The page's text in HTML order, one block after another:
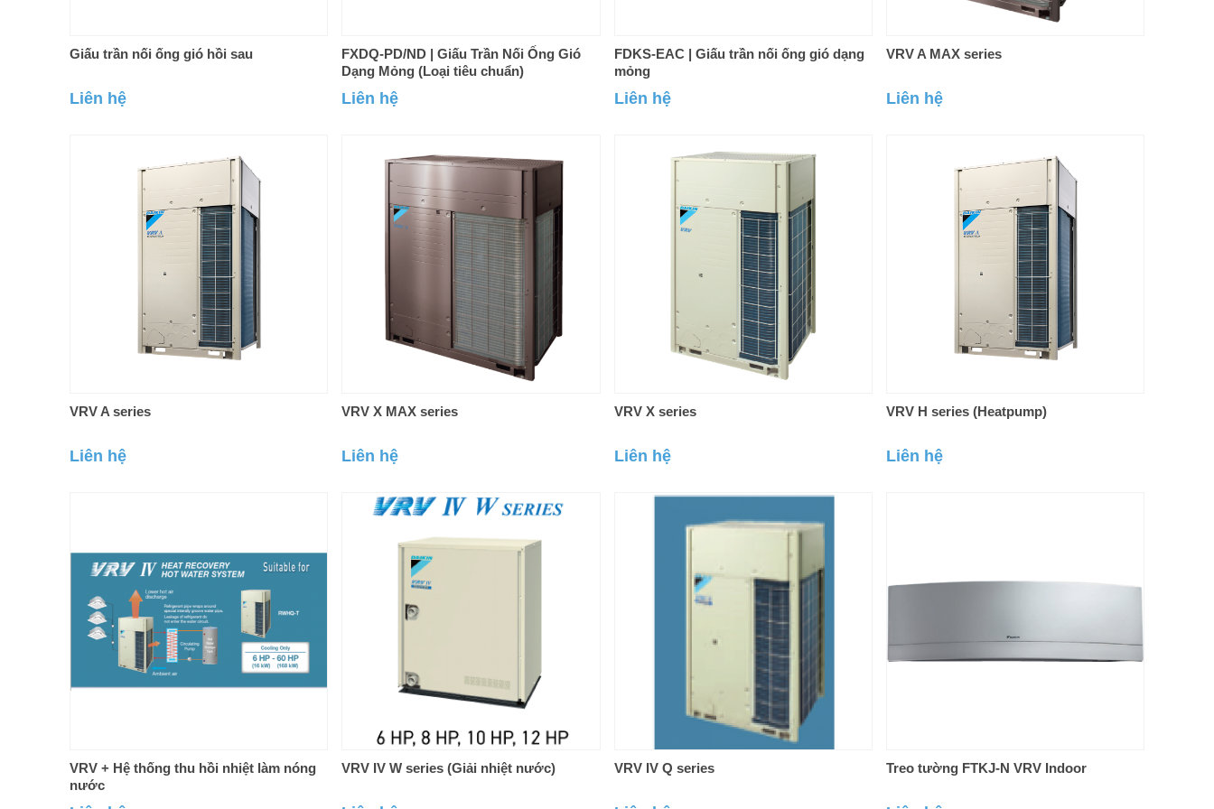
Giấu trần nối ống gió hồi sau
Liên hệ
FXDQ-PD/ND | Giấu Trần Nối Ống Gió
Dạng Mỏng (Loại tiêu chuẩn)
Liên hệ
FDKS-EAC | Giấu trần nối ống gió dạng
mỏng
Liên hệ
VRV A MAX series
Liên hệ
VRV A series
Liên hệ
VRV X MAX series
Liên hệ
VRV X series
Liên hệ
VRV H series (Heatpump)
Liên hệ
VRV + Hệ thống thu hồi nhiệt làm nóng
nước
VRV IV W series (Giải nhiệt nước) VRV IV Q series Treo tường FTKJ-N VRV Indoor